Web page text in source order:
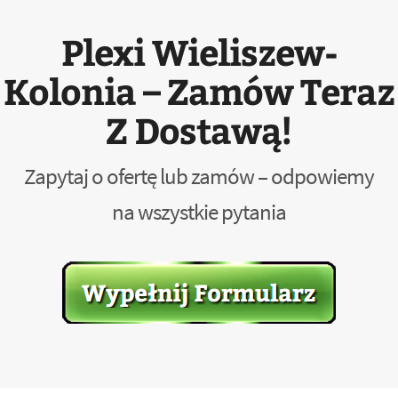
Plexi Wieliszew-
Kolonia – Zamów Teraz
Z Dostawą!
Zapytaj o ofertę lub zamów – odpowiemy
na wszystkie pytania